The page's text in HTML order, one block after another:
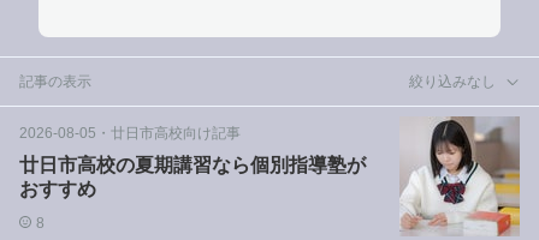
記事の表示 絞り込みなし
2026-08-05 ・ 廿日市高校向け記事
廿日市高校の夏期講習なら個別指導塾が
おすすめ
8